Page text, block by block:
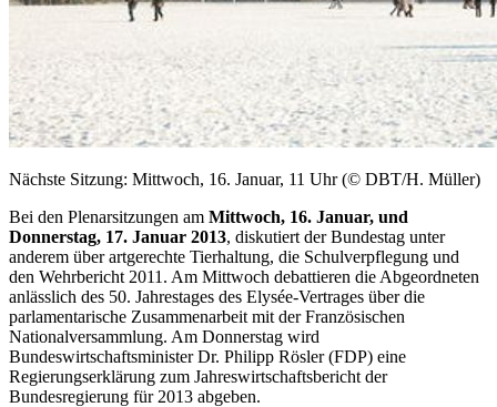
Nächste Sitzung: Mittwoch, 16. Januar, 11 Uhr (© DBT/H. Müller)
Bei den Plenarsitzungen am Mittwoch, 16. Januar, und
Donnerstag, 17. Januar 2013, diskutiert der Bundestag unter
anderem über artgerechte Tierhaltung, die Schulverpflegung und
den Wehrbericht 2011. Am Mittwoch debattieren die Abgeordneten
anlässlich des 50. Jahrestages des Elysée-Vertrages über die
parlamentarische Zusammenarbeit mit der Französischen
Nationalversammlung. Am Donnerstag wird
Bundeswirtschaftsminister Dr. Philipp Rösler (FDP) eine
Regierungserklärung zum Jahreswirtschaftsbericht der
Bundesregierung für 2013 abgeben.